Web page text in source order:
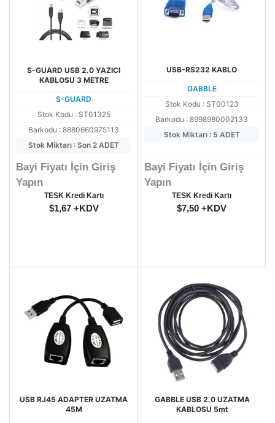
S-GUARD USB 2.0 YAZICI
KABLOSU 3 METRE
S-GUARD
Stok Kodu : ST01325
Barkodu : 8880660975113
Stok Miktarı : Son 2 ADET
Bayi Fiyatı İçin Giriş
Yapın
TESK Kredi Kartı
$1,67 +KDV
USB-RS232 KABLO
GABBLE
Stok Kodu : ST00123
Barkodu : 8998980002133
Stok Miktarı : 5 ADET
Bayi Fiyatı İçin Giriş
Yapın
TESK Kredi Kartı
$7,50 +KDV
USB RJ45 ADAPTER UZATMA
45M
GABBLE USB 2.0 UZATMA
KABLOSU 5mt